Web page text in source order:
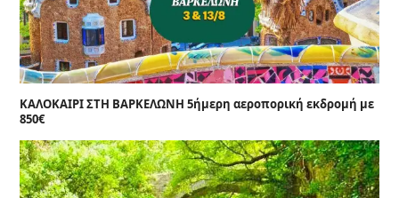
ΚΑΛΟΚΑΙΡΙ ΣΤΗ ΒΑΡΚΕΛΩΝΗ 5ήμερη αεροπορική εκδρομή με
850€